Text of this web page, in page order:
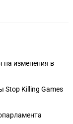
на изменения в
Stop Killing Games